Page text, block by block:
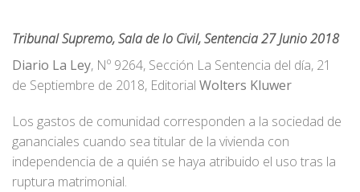
Tribunal Supremo, Sala de lo Civil, Sentencia 27 Junio 2018
Diario La Ley, Nº 9264, Sección La Sentencia del día, 21
de Septiembre de 2018, Editorial Wolters Kluwer
Los gastos de comunidad corresponden a la sociedad de
gananciales cuando sea titular de la vivienda con
independencia de a quién se haya atribuido el uso tras la
ruptura matrimonial.